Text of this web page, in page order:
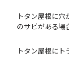
トタン屋根に
のサビがある場
トタン屋根に